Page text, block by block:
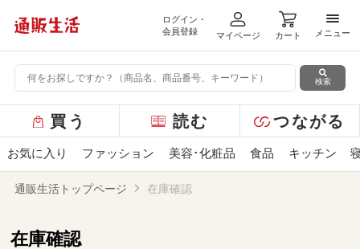
ログイン・
会員登録
マイページ カート
メニ
メニュー
検索
ー
バ
ュ
買う 読む つながる
お気に入り ファッション 美容･化粧品 食品 キッチン
通販生活トップページ 在庫確認
在庫確認